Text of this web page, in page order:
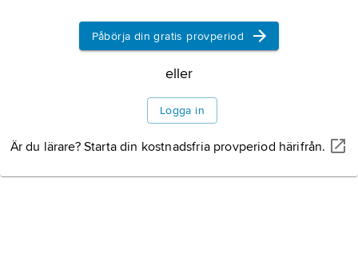
Information om artikeln
Påbörja din gratis provperiod
eller
Logga in
Är du lärare? Starta din kostnadsfria provperiod härifrån.